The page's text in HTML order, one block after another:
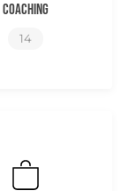
Coaching
14